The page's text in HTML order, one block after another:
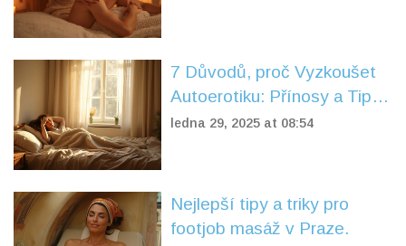
7 Důvodů, proč Vyzkoušet
Autoerotiku: Přínosy a Tipy
pro Váš Intimní Život
ledna 29, 2025 at 08:54
Nejlepší tipy a triky pro
footjob masáž v Praze.